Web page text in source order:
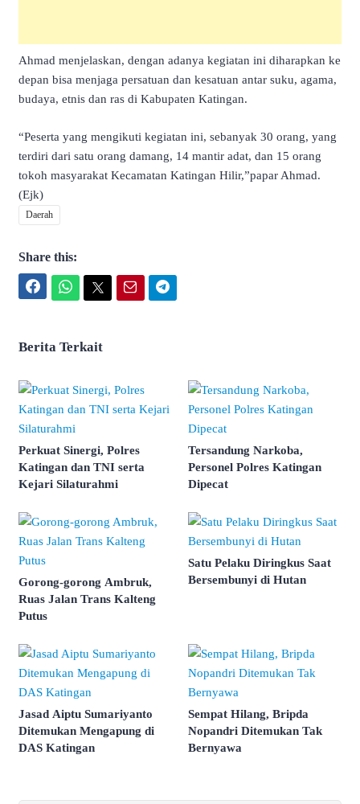
Ahmad menjelaskan, dengan adanya kegiatan ini diharapkan ke
depan bisa menjaga persatuan dan kesatuan antar suku, agama,
budaya, etnis dan ras di Kabupaten Katingan.
“Peserta yang mengikuti kegiatan ini, sebanyak 30 orang, yang
terdiri dari satu orang damang, 14 mantir adat, dan 15 orang
tokoh masyarakat Kecamatan Katingan Hilir,”papar Ahmad.
(Ejk)
Daerah
Share this:
Berita Terkait
Perkuat Sinergi, Polres
Katingan dan TNI serta
Kejari Silaturahmi
Tersandung Narkoba,
Personel Polres Katingan
Dipecat
Gorong-gorong Ambruk,
Ruas Jalan Trans Kalteng
Putus
Satu Pelaku Diringkus Saat
Bersembunyi di Hutan
Jasad Aiptu Sumariyanto
Ditemukan Mengapung di
DAS Katingan
Sempat Hilang, Bripda
Nopandri Ditemukan Tak
Bernyawa